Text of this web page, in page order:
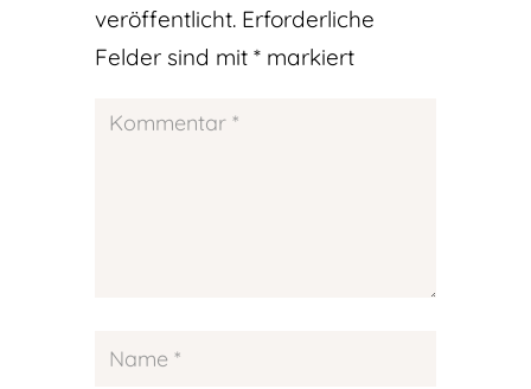
veröffentlicht. Erforderliche
Felder sind mit *markiert